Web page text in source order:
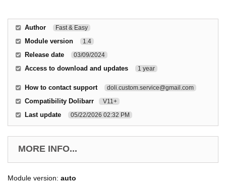
Author Fast & Easy
Module version 1.4
Release date 03/09/2024
Access to download and updates 1 year
How to contact support doli.custom.service@gmail.com
Compatibility Dolibarr V11+
Last update 05/22/2026 02:32 PM
MORE INFO...
Module version: auto